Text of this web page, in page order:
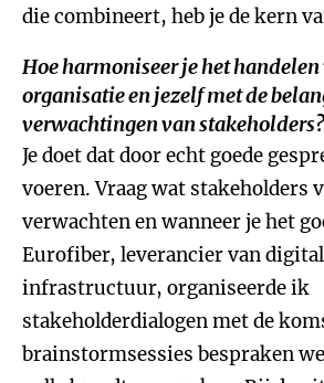
die combineert, heb je de kern
Hoe harmoniseer je het handelen
organisatie en jezelf met de
verwachtingen van stakeholders?
Je doet dat door echt goede
voeren. Vraag wat stakeholders
verwachten en wanneer je het
Eurofiber, leverancier van
infrastructuur, organiseerde ik
stakeholderdialogen met de
brainstormsessies bespraken